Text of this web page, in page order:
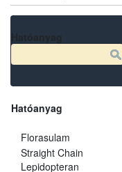
Hatóanyag
Florasulam
Straight Chain
Lepidopteran